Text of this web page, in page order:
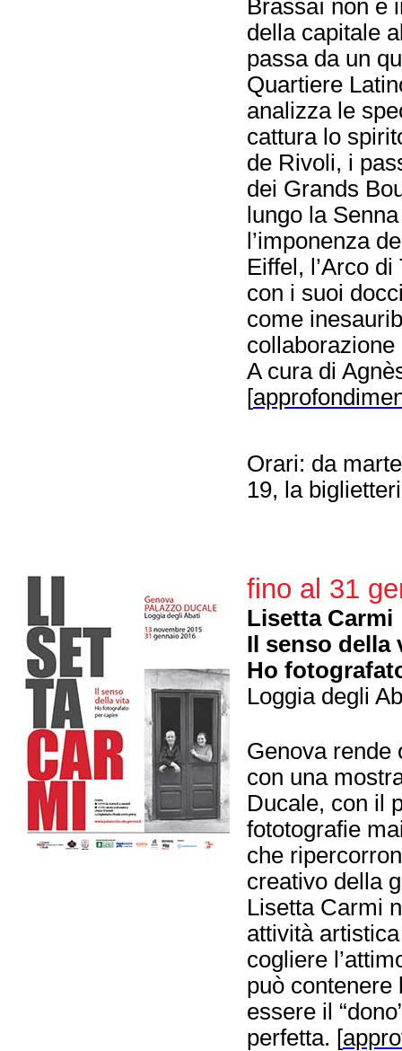
Brassaï non è
della capitale
passa da un
Quartiere
analizza le
cattura lo
de Rivoli, i
dei Grands
lungo la
l’imponenza
Eiffel, l’Arco
con i suoi
come
collaborazione
A cura di
[
Orari: da
19, la
fino al 31
Lisetta Carmi
Il senso della
Ho
Loggia degli
Genova rende
con una
Ducale, con il
fototografie
che
creativo della
Lisetta Carmi
attività
cogliere
può contenere
essere il
perfetta. [